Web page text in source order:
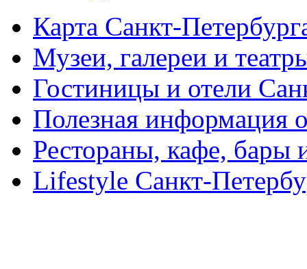
Карта Санкт-
Музеи, галереи и
Гостиницы и отели
Полезная информация
Рестораны, кафе, бары
Lifestyle Санкт-